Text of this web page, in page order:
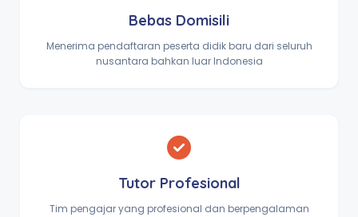
Bebas Domisili
Menerima pendaftaran peserta didik baru dari seluruh
nusantara bahkan luar Indonesia
Tutor Profesional
Tim pengajar yang profesional dan berpengalaman